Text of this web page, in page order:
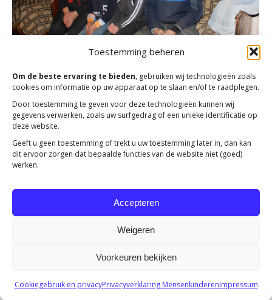
Toestemming beheren
Om de beste ervaring te bieden, gebruiken wij technologieën zoals
cookies om informatie op uw apparaat op te slaan en/of te raadplegen.
Door toestemming te geven voor deze technologieën kunnen wij
gegevens verwerken, zoals uw surfgedrag of een unieke identificatie op
deze website.
Geeft u geen toestemming of trekt u uw toestemming later in, dan kan
dit ervoor zorgen dat bepaalde functies van de website niet (goed)
werken.
Accepteren
Weigeren
Voorkeuren bekijken
Cookiegebruik en privacyPrivacyverklaring MensenkinderenImpressum
Actie: Voedselpakketten
Actueel DoorR Verhoef 1 november 2018